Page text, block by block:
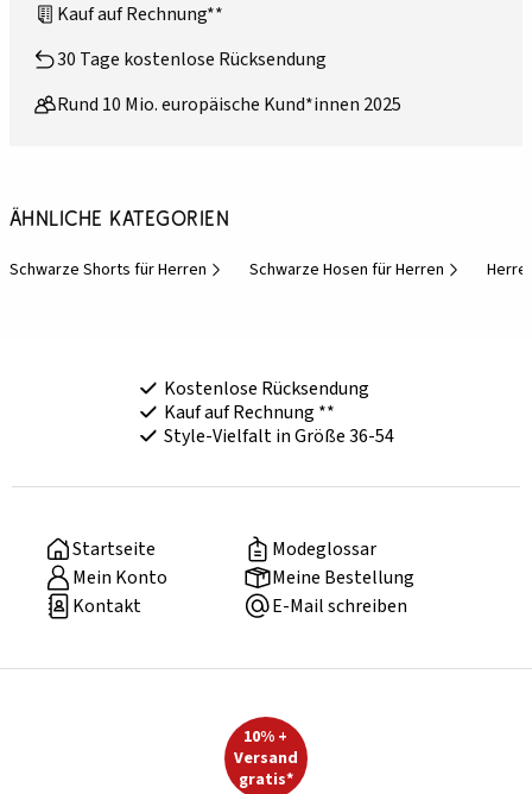
Kauf auf Rechnung**
30 Tage kostenlose Rücksendung
Rund 10 Mio. europäische Kund*innen 2025
Ähnliche Kategorien
Schwarze Shorts für Herren Schwarze Hosen für Herren
Kostenlose Rücksendung
Kauf auf Rechnung **
Style-Vielfalt in Größe 36-54
Startseite
Modeglossar
Mein Konto
Meine Bestellung
Kontakt
E-Mail schreiben
10% +
Versand
gratis*